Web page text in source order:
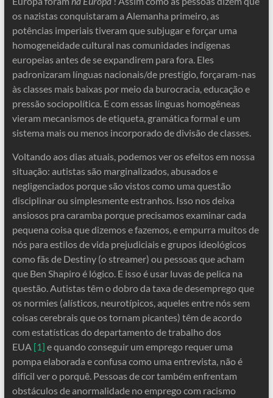
os nazistas conquistaram a Alemanha primeiro, as
potências imperiais tiveram que subjugar e forçar uma
homogeneidade cultural nas comunidades indígenas
europeias antes de se expandirem para fora. Eles
padronizaram línguas nacionais/de prestígio, forçaram-nas
às classes mais baixas por meio da burocracia, educação e
pressão sociopolítica. E com essas línguas homogêneas
vieram mecanismos de etiqueta, gramática formal e um
sistema mais ou menos incorporado de divisão de classes.
Voltando aos dias atuais, podemos ver os efeitos em nossa
situação: autistas são marginalizados, abusados ​​e
negligenciados porque são vistos como uma questão
disciplinar ou simplesmente estranhos. Isso nos deixa
ansiosos pra caramba porque precisamos examinar cada
pequena coisa que dizemos e fazemos, e empurra muitos de
nós para estilos de vida prejudiciais e grupos ideológicos
como fãs de Destiny (o streamer) ou pessoas que acham
que Ben Shapiro é lógico. E isso é usar luvas de pelica na
questão. Autistas têm o dobro da taxa de desemprego que
os normies (alísticos, neurotípicos, aqueles entre nós sem
coisas cerebrais que os tornam picantes) têm de acordo
com estatísticas do departamento de trabalho dos
EUA [1] e quando conseguir um emprego requer uma
pompa elaborada e confusa como uma entrevista, não é
difícil ver o porquê. Pessoas de cor também enfrentam
obstáculos de anormalidade no emprego com racismo